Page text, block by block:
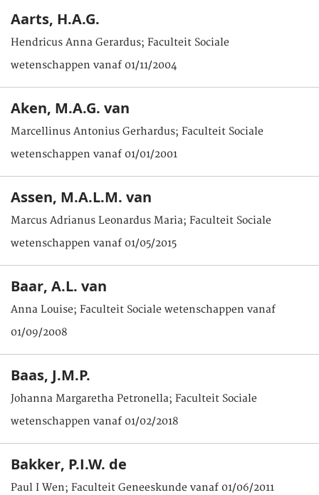
Aarts, H.A.G.
Hendricus Anna Gerardus; Faculteit Sociale
wetenschappen vanaf 01/11/2004
Aken, M.A.G. van
Marcellinus Antonius Gerhardus; Faculteit Sociale
wetenschappen vanaf 01/01/2001
Assen, M.A.L.M. van
Marcus Adrianus Leonardus Maria; Faculteit Sociale
wetenschappen vanaf 01/05/2015
Baar, A.L. van
Anna Louise; Faculteit Sociale wetenschappen vanaf
01/09/2008
Baas, J.M.P.
Johanna Margaretha Petronella; Faculteit Sociale
wetenschappen vanaf 01/02/2018
Bakker, P.I.W. de
Paul I Wen; Faculteit Geneeskunde vanaf 01/06/2011